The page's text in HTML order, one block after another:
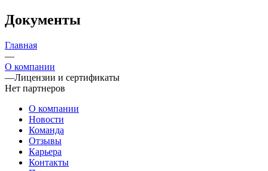
Документы
Главная
—
О компании
—Лицензии и сертификаты
Нет партнеров
О компании
Новости
Команда
Отзывы
Карьера
Контакты